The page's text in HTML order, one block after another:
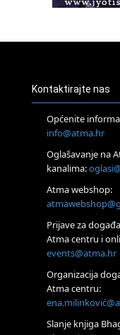
Access Energetski
Tečaj Višeg
26.08.
Postanite Nositelj
Visoko
Alemka Dauskardt
Zagreb
HOD PO
SoulFest –
Radoboj
Noćna šumska
Zagreb
Kontaktirajte nas
Općenite
info@atma.hr
Oglašavanje na
kanalima:
Atma webshop:
Prijave za
Atma centru i
events@atma.hr
Organizacija
Atma centru:
Slanje knjiga